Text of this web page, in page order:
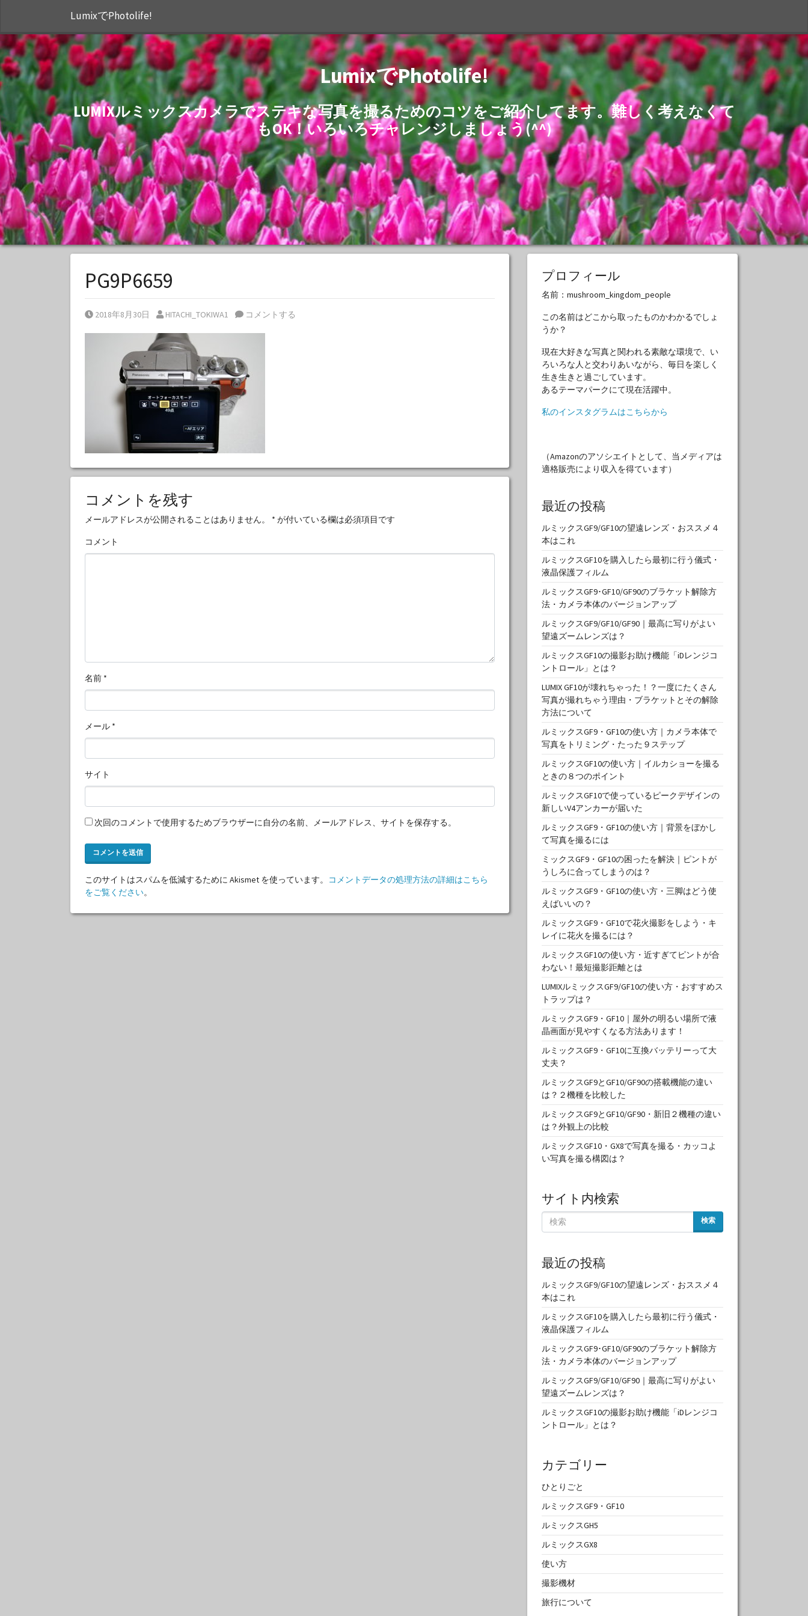
LumixでPhotolife!
LumixでPhotolife!
LUMIXルミックスカメラでステキな写真を撮るためのコツをご紹介してます。難しく考えなくて
もOK！いろいろチャレンジしましょう(^^)
PG9P6659
Posted on
2018年8月30日 Posted by
HITACHI_TOKIWA1 コメントする
コメントを残す
メールアドレスが公開されることはありません。 * が付いている欄は必須項目です
コメント
名前 *
メール *
サイト
次回のコメントで使用するためブラウザーに自分の名前、メールアドレス、サイトを保存する。
このサイトはスパムを低減するために Akismet を使っています。
コメントデータの処理方法の詳細はこちら
をご覧ください。
プロフィール
名前：mushroom_kingdom_people
この名前はどこから取ったものかわかるでしょ
うか？
現在大好きな写真と関われる素敵な環境で、い
ろいろな人と交わりあいながら、毎日を楽しく
生き生きと過ごしています。
あるテーマパークにて現在活躍中。
私のインスタグラムはこちらから
（Amazonのアソシエイトとして、当メディアは
適格販売により収入を得ています）
最近の投稿
ルミックスGF9/GF10の望遠レンズ・おススメ４
本はこれ
ルミックスGF10を購入したら最初に行う儀式・
液晶保護フィルム
ルミックスGF9･GF10/GF90のブラケット解除方
法・カメラ本体のバージョンアップ
ルミックスGF9/GF10/GF90｜最高に写りがよい
望遠ズームレンズは？
ルミックスGF10の撮影お助け機能「iDレンジコ
ントロール」とは？
LUMIX GF10が壊れちゃった！？一度にたくさん
写真が撮れちゃう理由・ブラケットとその解除
方法について
ルミックスGF9・GF10の使い方｜カメラ本体で
写真をトリミング・たった９ステップ
ルミックスGF10の使い方｜イルカショーを撮る
ときの８つのポイント
ルミックスGF10で使っているピークデザインの
新しいV4アンカーが届いた
ルミックスGF9・GF10の使い方｜背景をぼかし
て写真を撮るには
ミックスGF9・GF10の困ったを解決｜ピントが
うしろに合ってしまうのは？
ルミックスGF9・GF10の使い方・三脚はどう使
えばいいの？
ルミックスGF9・GF10で花火撮影をしよう・キ
レイに花火を撮るには？
ルミックスGF10の使い方・近すぎてピントが合
わない！最短撮影距離とは
LUMIXルミックスGF9/GF10の使い方・おすすめス
トラップは？
ルミックスGF9・GF10｜屋外の明るい場所で液
晶画面が見やすくなる方法あります！
ルミックスGF9・GF10に互換バッテリーって大
丈夫？
ルミックスGF9とGF10/GF90の搭載機能の違い
は？２機種を比較した
ルミックスGF9とGF10/GF90・新旧２機種の違い
は？外観上の比較
ルミックスGF10・GX8で写真を撮る・カッコよ
い写真を撮る構図は？
サイト内検索
検索
最近の投稿
ルミックスGF9/GF10の望遠レンズ・おススメ４
本はこれ
ルミックスGF10を購入したら最初に行う儀式・
液晶保護フィルム
ルミックスGF9･GF10/GF90のブラケット解除方
法・カメラ本体のバージョンアップ
ルミックスGF9/GF10/GF90｜最高に写りがよい
望遠ズームレンズは？
ルミックスGF10の撮影お助け機能「iDレンジコ
ントロール」とは？
カテゴリー
ひとりごと
ルミックスGF9・GF10
ルミックスGH5
ルミックスGX8
使い方
撮影機材
旅行について